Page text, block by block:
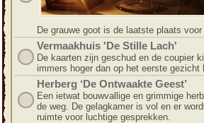
De grauwe goot is de laatste plaats
Vermaakhuis 'De Stille Lach'
De kaarten zijn geschud en de coupier
immers hoger dan op het eerste
Herberg ‘De Ontwaakte Geest’
Een ietwat bouwvallige en grimmige
de weg. De gelagkamer is vol en er
ruimte voor luchtige gesprekken.